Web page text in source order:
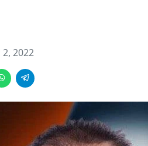
2, 2022